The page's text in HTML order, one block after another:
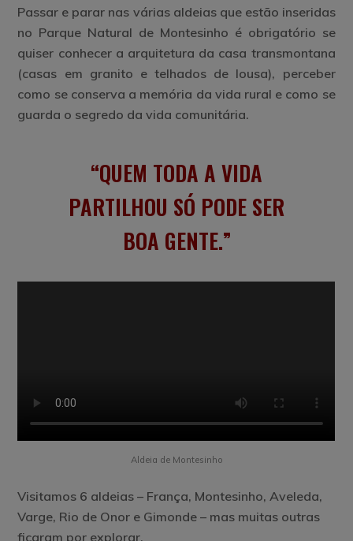
Passar e parar nas várias aldeias que estão inseridas
no Parque Natural de Montesinho é obrigatório se
quiser conhecer a arquitetura da casa transmontana
(casas em granito e telhados de lousa), perceber
como se conserva a memória da vida rural e como se
guarda o segredo da vida comunitária.
QUEM TODA A VIDA
PARTILHOU SÓ PODE SER
BOA GENTE.
Aldeia de Montesinho
Visitamos 6 aldeias – França, Montesinho, Aveleda,
Varge, Rio de Onor e Gimonde – mas muitas outras
ficaram por explorar.